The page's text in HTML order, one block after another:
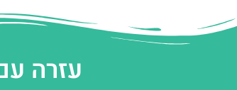
עזרה